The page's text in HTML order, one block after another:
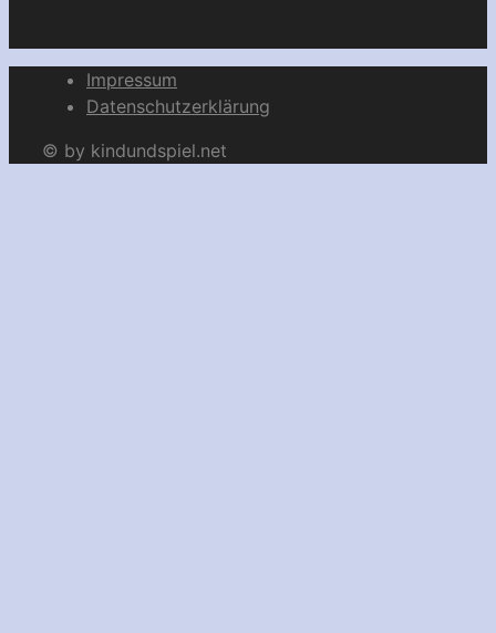
Impressum
Datenschutzerklärung
© by kindundspiel.net